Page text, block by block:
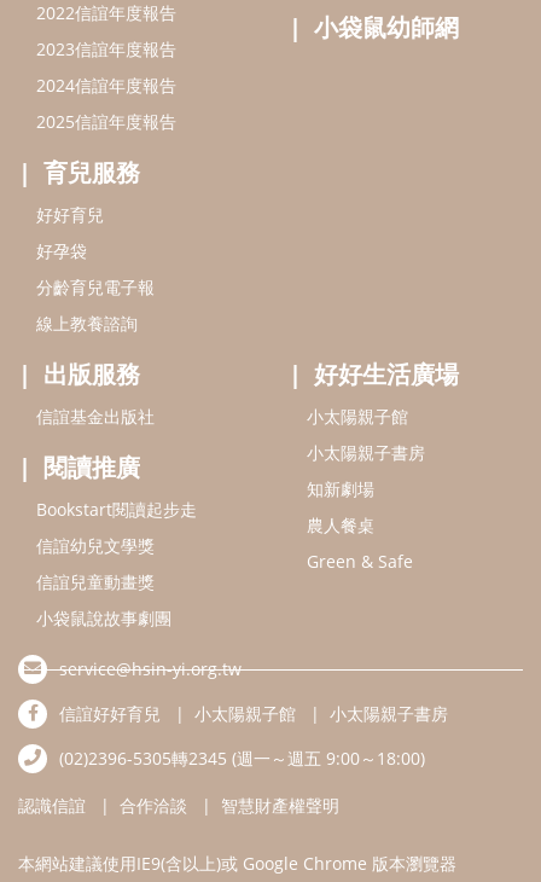
2022信誼年度報告
2023信誼年度報告
2024信誼年度報告
2025信誼年度報告
育兒服務
好好育兒
好孕袋
分齡育兒電子報
線上教養諮詢
小袋鼠幼師網
出版服務
信誼基金出版社
閱讀推廣
Bookstart閱讀起步走
信誼幼兒文學獎
信誼兒童動畫獎
小袋鼠說故事劇團
好好生活廣場
小太陽親子館
小太陽親子書房
知新劇場
農人餐桌
Green & Safe
service@hsin-yi.org.tw
信誼好好育兒
小太陽親子館
小太陽親子書房
(02)2396-5305轉2345 (週一～週五 9:00～18:00)
認識信誼 合作洽談 智慧財產權聲明
本網站建議使用IE9(含以上)或 Google Chrome 版本瀏覽器